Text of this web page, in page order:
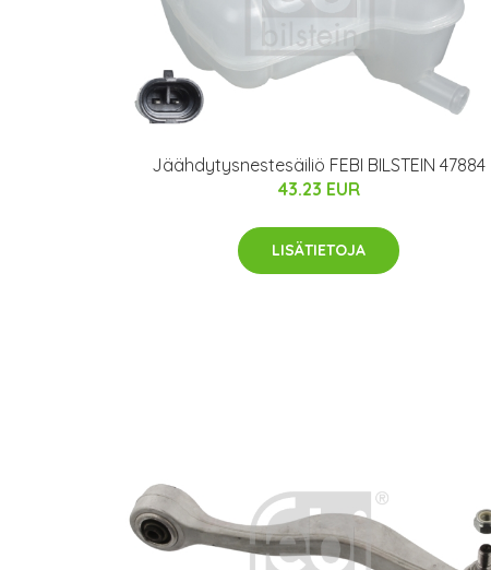
Jäähdytysnestesäiliö FEBI BILSTEIN 47884
43.23 EUR
LISÄTIETOJA